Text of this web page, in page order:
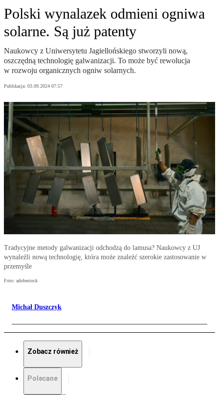
Polski wynalazek odmieni ogniwa
solarne. Są już patenty
Naukowcy z Uniwersytetu Jagiellońskiego stworzyli nową,
oszczędną technologię galwanizacji. To może być rewolucja
w rozwoju organicznych ogniw solarnych.
Publikacja: 03.09.2024 07:57
Tradycyjne metody galwanizacji odchodzą do lamusa? Naukowcy z UJ
wynaleźli nową technologię, która może znaleźć szerokie zastosowanie w
przemyśle
Foto: adobestock
Michał Duszczyk
Zobacz również
Polecane